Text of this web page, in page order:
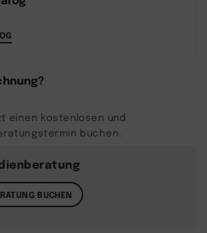
einen kostenlosen und
buchen.
BUCHEN